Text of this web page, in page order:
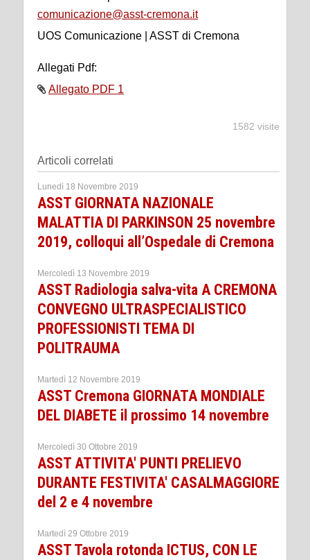
comunicazione@asst-cremona.it
UOS Comunicazione | ASST di Cremona
Allegati Pdf:
Allegato PDF 1
1582 visite
Articoli correlati
Lunedì 18 Novembre 2019
ASST GIORNATA NAZIONALE
MALATTIA DI PARKINSON 25 novembre
2019, colloqui all’Ospedale di Cremona
Mercoledì 13 Novembre 2019
ASST Radiologia salva-vita A CREMONA
CONVEGNO ULTRASPECIALISTICO
PROFESSIONISTI TEMA DI
POLITRAUMA
Martedì 12 Novembre 2019
ASST Cremona GIORNATA MONDIALE
DEL DIABETE il prossimo 14 novembre
Mercoledì 30 Ottobre 2019
ASST ATTIVITA' PUNTI PRELIEVO
DURANTE FESTIVITA' CASALMAGGIORE
del 2 e 4 novembre
Martedì 29 Ottobre 2019
ASST Tavola rotonda ICTUS, CON LE